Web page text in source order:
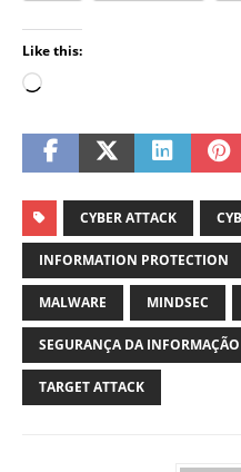
Like this:
CYBER ATTACK
INFORMATION PROTECTION
MALWARE MINDSEC
SEGURANÇA DA INFORMAÇÃO
TARGET ATTACK